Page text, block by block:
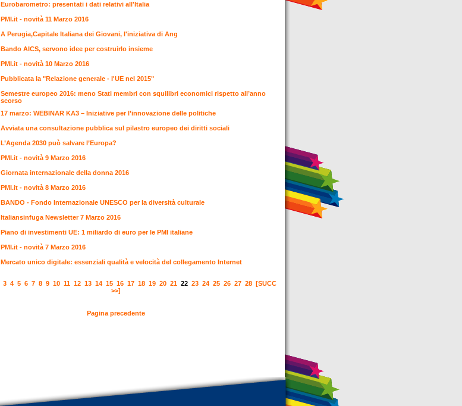
Eurobarometro: presentati i dati relativi all'Italia
PMI.it - novità 11 Marzo 2016
A Perugia,Capitale Italiana dei Giovani, l'iniziativa di Ang
Bando AICS, servono idee per costruirlo insieme
PMI.it - novità 10 Marzo 2016
Pubblicata la "Relazione generale - l'UE nel 2015"
Semestre europeo 2016: meno Stati membri con squilibri economici rispetto all’anno
scorso
17 marzo: WEBINAR KA3 – Iniziative per l’innovazione delle politiche
Avviata una consultazione pubblica sul pilastro europeo dei diritti sociali
L’Agenda 2030 può salvare l’Europa?
PMI.it - novità 9 Marzo 2016
Giornata internazionale della donna 2016
PMI.it - novità 8 Marzo 2016
BANDO - Fondo Internazionale UNESCO per la diversità culturale
Italiansinfuga Newsletter 7 Marzo 2016
Piano di investimenti UE: 1 miliardo di euro per le PMI italiane
PMI.it - novità 7 Marzo 2016
Mercato unico digitale: essenziali qualità e velocità del collegamento Internet
3 4 5 6 7 8 9 10 11 12 13 14 15 16 17 18 19 20 21 22 23 24 25 26 27 28 [SUCC
>>]
Pagina precedente